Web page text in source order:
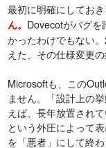
最初に明確にしておき
ん。 Dovecotがバグを
かったわけでもない
えた、その仕様変更の
Microsoftも、この
ません。「設計上の
えば、長年放置され
という外圧によって
を「悪者」にして終